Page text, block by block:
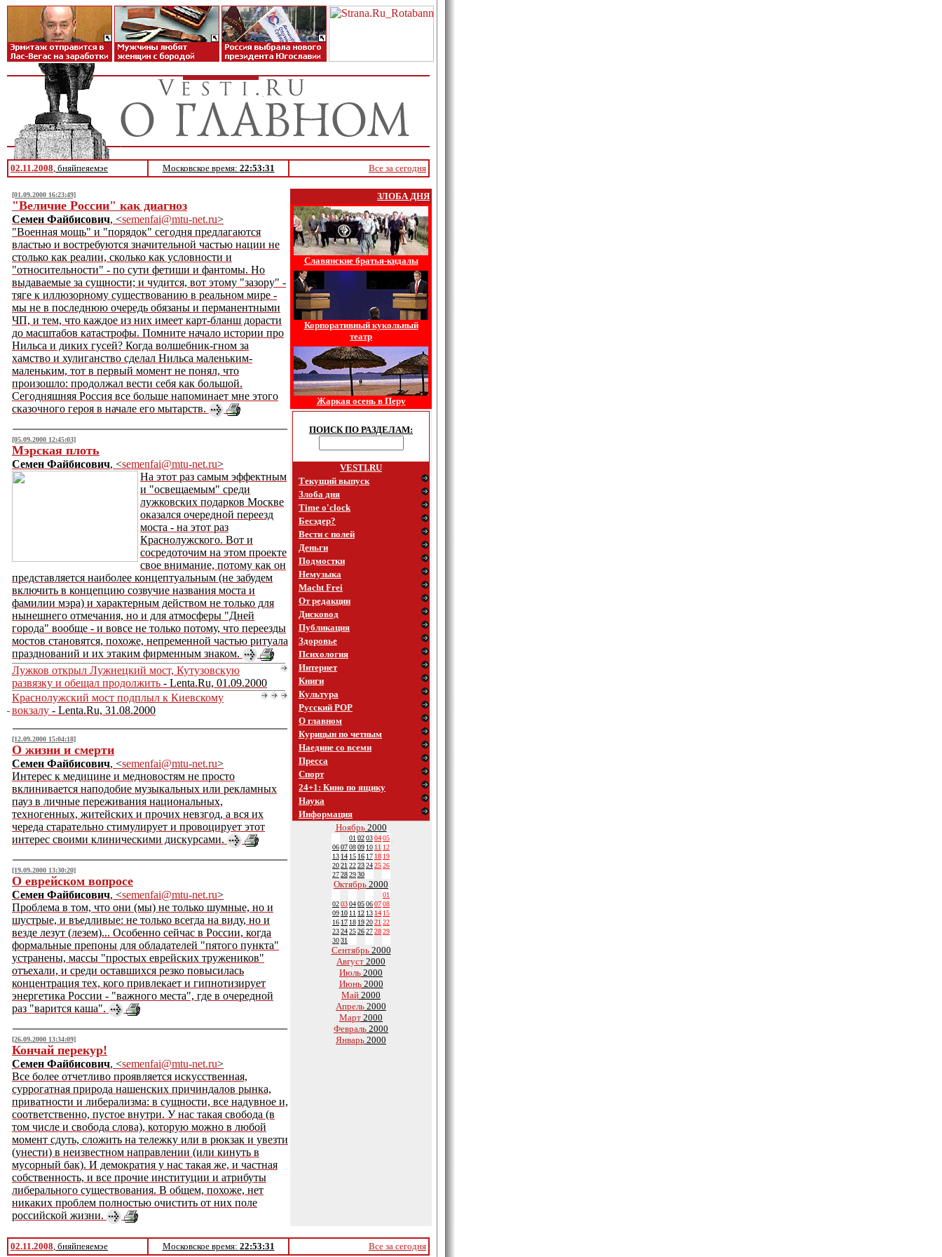
02.11.2008, бняйпеяемэе Московское время: 22:53:31 Все за сегодня
[01.09.2000 16:23:49]
"Величие России" как диагноз
Семен Файбисович, <semenfai@mtu-net.ru>
"Военная мощь" и "порядок" сегодня предлагаются
властью и востребуются значительной частью нации не
столько как реалии, сколько как условности и
"относительности" - по сути фетиши и фантомы. Но
выдаваемые за сущности; и чудится, вот этому "зазору" -
тяге к иллюзорному существованию в реальном мире -
мы не в последнюю очередь обязаны и перманентными
ЧП, и тем, что каждое из них имеет карт-бланш дорасти
до масштабов катастрофы. Помните начало истории про
Нильса и диких гусей? Когда волшебник-гном за
хамство и хулиганство сделал Нильса маленьким-
маленьким, тот в первый момент не понял, что
произошло: продолжал вести себя как большой.
Сегодняшняя Россия все больше напоминает мне этого
сказочного героя в начале его мытарств.
[05.09.2000 12:45:03]
Мэрская плоть
Семен Файбисович, <semenfai@mtu-net.ru>
На этот раз самым эффектным
и "освещаемым" среди
лужковских подарков Москве
оказался очередной переезд
моста - на этот раз
Краснолужского. Вот и
сосредоточим на этом проекте
свое внимание, потому как он
представляется наиболее концептуальным (не забудем
включить в концепцию созвучие названия моста и
фамилии мэра) и характерным действом не только для
нынешнего отмечания, но и для атмосферы "Дней
города" вообще - и вовсе не только потому, что переезды
мостов становятся, похоже, непременной частью ритуала
празднований и их этаким фирменным знаком.
Лужков открыл Лужнецкий мост, Кутузовскую
развязку и обещал продолжить - Lenta.Ru, 01.09.2000
Краснолужский мост подплыл к Киевскому
вокзалу - Lenta.Ru, 31.08.2000
[12.09.2000 15:04:18]
О жизни и смерти
Семен Файбисович, <semenfai@mtu-net.ru>
Интерес к медицине и медновостям не просто
вклинивается наподобие музыкальных или рекламных
пауз в личные переживания национальных,
техногенных, житейских и прочих невзгод, а вся их
череда старательно стимулирует и провоцирует этот
интерес своими клиническими дискурсами.
[19.09.2000 13:30:20]
О еврейском вопросе
Семен Файбисович, <semenfai@mtu-net.ru>
Проблема в том, что они (мы) не только шумные, но и
шустрые, и въедливые: не только всегда на виду, но и
везде лезут (лезем)... Особенно сейчас в России, когда
формальные препоны для обладателей "пятого пункта"
устранены, массы "простых еврейских тружеников"
отъехали, и среди оставшихся резко повысилась
концентрация тех, кого привлекает и гипнотизирует
энергетика России - "важного места", где в очередной
раз "варится каша".
[26.09.2000 13:34:09]
Кончай перекур!
Семен Файбисович, <semenfai@mtu-net.ru>
Все более отчетливо проявляется искусственная,
суррогатная природа нашенских причиндалов рынка,
приватности и либерализма: в сущности, все надувное и,
соответственно, пустое внутри. У нас такая свобода (в
том числе и свобода слова), которую можно в любой
момент сдуть, сложить на тележку или в рюкзак и увезти
(унести) в неизвестном направлении (или кинуть в
мусорный бак). И демократия у нас такая же, и частная
собственность, и все прочие институции и атрибуты
либерального существования. В общем, похоже, нет
никаких проблем полностью очистить от них поле
российской жизни.
ЗЛОБА ДНЯ
Славянские братья-кидалы
Корпоративный кукольный
театр
Жаркая осень в Перу
ПОИСК ПО РАЗДЕЛАМ:
VESTI.RU
Текущий выпуск
Злоба дня
Time o'clock
Бесэдер?
Вести с полей
Деньги
Подмостки
Немузыка
Macht Frei
От редакции
Дисковод
Публикация
Здоровье
Психология
Интернет
Книги
Культура
Русский POP
О главном
Курицын по четным
Наедине со всеми
Пресса
Спорт
24+1: Кино по ящику
Наука
Информация
Ноябрь2000
01 02030405
06070809 10 11 12
13 14 15 16 17 18 19
2021 2223242526
27282930
Октябрь 2000
01
02030405060708
09 10 11 12 13 14 15
16 17 18 192021 22
23242526272829
3031
Сентябрь2000
Август 2000
Июль 2000
Июнь2000
Май 2000
Апрель 2000
Март 2000
Февраль 2000
Январь 2000
02.11.2008, бняйпеяемэе Московское время: 22:53:31 Все за сегодня